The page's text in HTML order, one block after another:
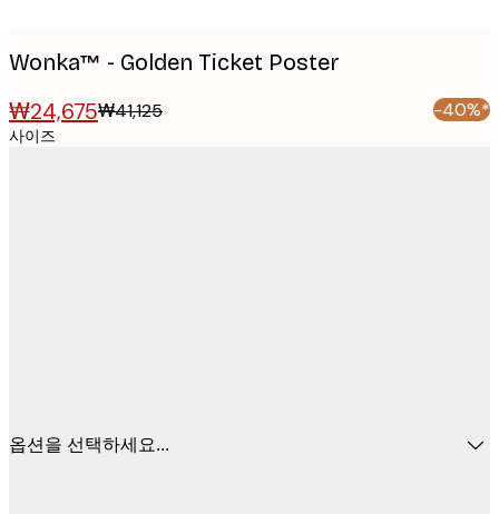
Wonka™ - Golden Ticket Poster
₩24,675₩41,125 -40%*
사이즈
옵션을 선택하세요...